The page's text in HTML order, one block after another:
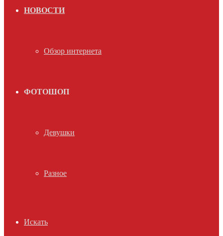
НОВОСТИ
Обзор интернета
ФОТОШОП
Девушки
Разное
Искать